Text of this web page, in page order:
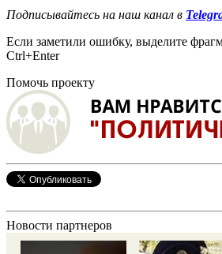
Подписывайтесь на наш канал в
Если заметили ошибку, выделите
Ctrl+Enter
Помочь проекту
Новости партнеров